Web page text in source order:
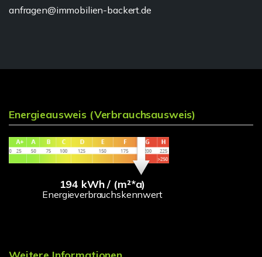
anfragen@immobilien-backert.de
Energieausweis (Verbrauchsausweis)
194 kWh / (m²*a)
Energieverbrauchskennwert